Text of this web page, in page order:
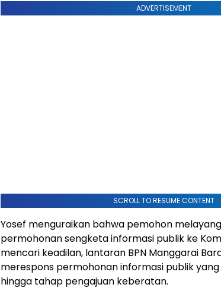
ADVERTISEMENT
SCROLL TO RESUME CONTENT
Yosef menguraikan bahwa pemohon
permohonan sengketa informasi publik ke
mencari keadilan, lantaran BPN Manggarai
merespons permohonan informasi publik yang
hingga tahap pengajuan keberatan.